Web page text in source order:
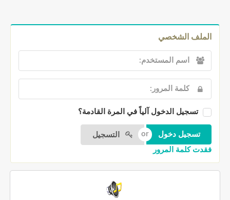
الملف الشخصي
تسجيل الدخول آلياً في المرة القادمة؟
التسجيل
فقدت كلمة المرور